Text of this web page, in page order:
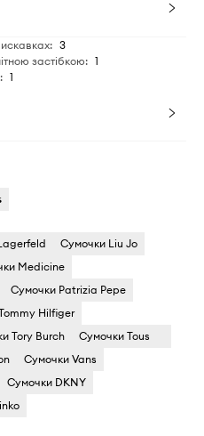
: 3
застібкою: 1
: 1
Сумочки Liu Jo
Medicine
Сумочки Patrizia Pepe
Hilfiger
Tory Burch
Сумочки Tous
Сумочки Vans
Сумочки DKNY